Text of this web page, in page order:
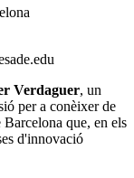
Verdaguer, un
per a conèixer de
que, en els
d'innovació